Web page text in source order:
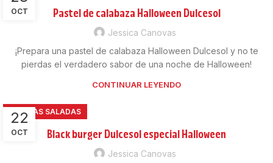
OCT Pastel de calabaza Halloween Dulcesol
Jessica Canovas
¡Prepara una pastel de calabaza Halloween Dulcesol y no te
pierdas el verdadero sabor de una noche de Halloween!
CONTINUAR LEYENDO
22
OCT
RECETAS SALADAS
Black burger Dulcesol especial Halloween
Jessica Canovas